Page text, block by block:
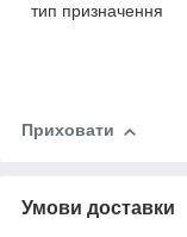
тип призначення
Приховати
Умови доставки